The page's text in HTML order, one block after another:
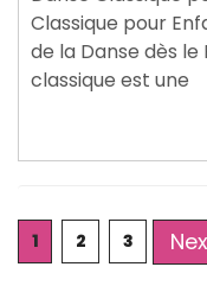
Classique pour
de la Danse dès le
classique est une
Posts
Page
1 Page
2 Page
3